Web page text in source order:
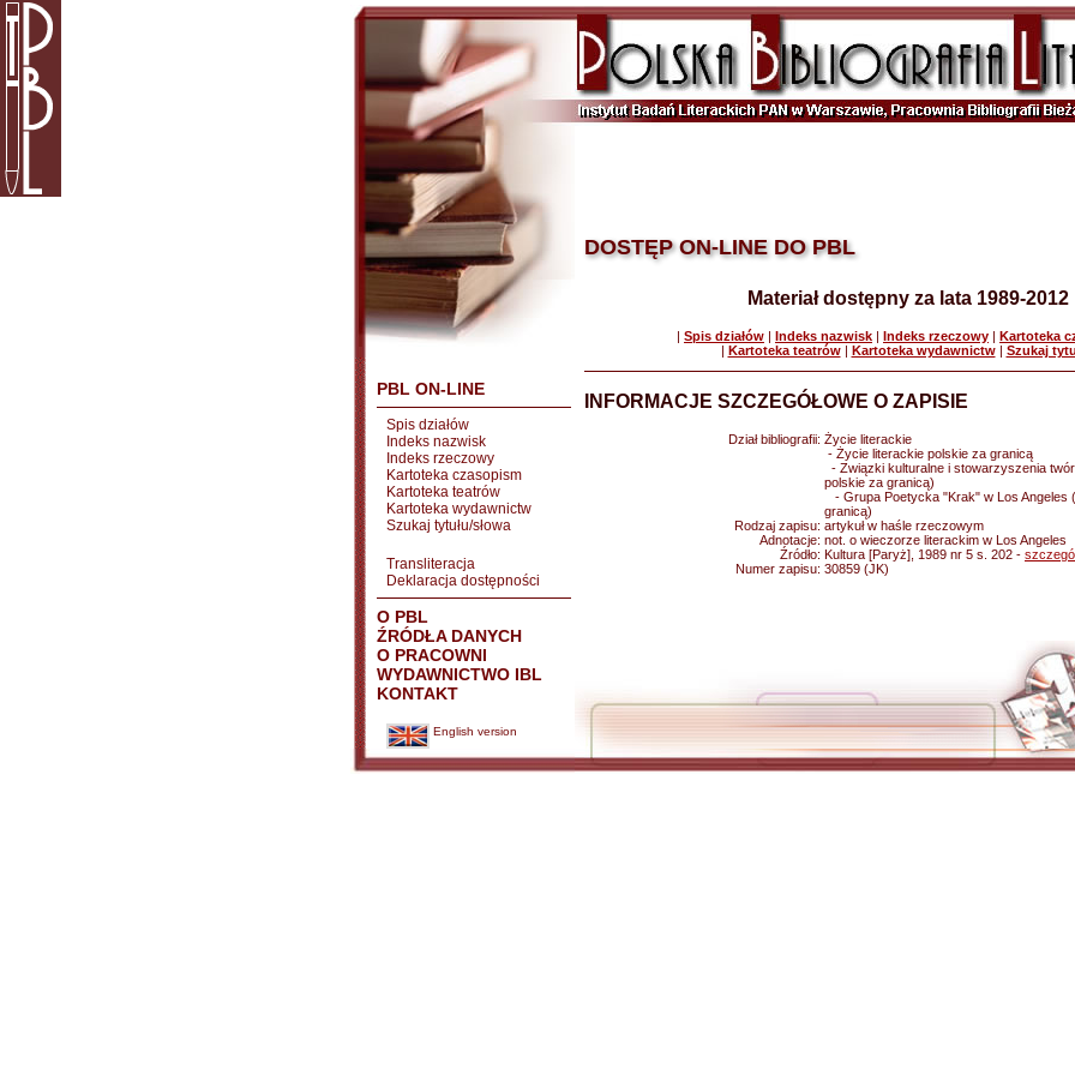
PBL ON-LINE
Spis działów
Indeks nazwisk
Indeks rzeczowy
Kartoteka czasopism
Kartoteka teatrów
Kartoteka wydawnictw
Szukaj tytułu/słowa
Transliteracja
Deklaracja dostępności
O PBL
ŹRÓDŁA DANYCH
O PRACOWNI
WYDAWNICTWO IBL
KONTAKT
English version
DOSTĘP ON-LINE DO PBL
Materiał dostępny za lata 1989-2012
| Spis działów | Indeks nazwisk | Indeks rzeczowy | Kartoteka
| Kartoteka teatrów| Kartoteka wydawnictw| Szukaj
INFORMACJE SZCZEGÓŁOWE O ZAPISIE
Dział bibliografii: Życie literackie
- Życie literackie polskie za granicą
- Związki kulturalne i stowarzyszenia
polskie za granicą)
- Grupa Poetycka "Krak" w Los Angeles
granicą)
Rodzaj zapisu: artykuł w haśle rzeczowym
Adnotacje: not. o wieczorze literackim w Los Angeles
Źródło: Kultura [Paryż], 1989 nr 5 s. 202 -
Numer zapisu: 30859 (JK)